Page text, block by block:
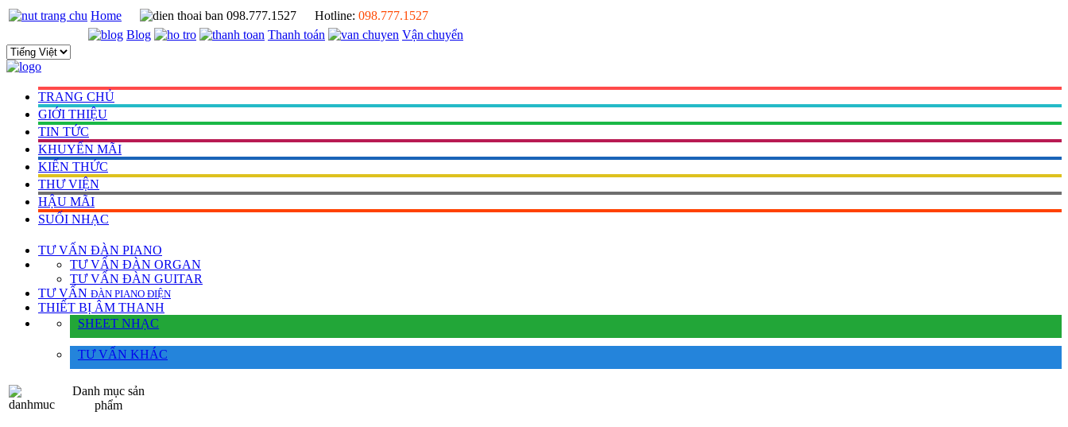
Home 098.777.1527 Hotline: 098.777.1527
Blog
Thanh toán Vận chuyển
TRANG CHỦ
GIỚI THIỆU
TIN TỨC
KHUYẾN MÃI
KIẾN THỨC
THƯ VIỆN
HẬU MÃI
SUỐI NHẠC
TƯ VẤN ĐÀN PIANO
TƯ VẤN ÐÀN ORGAN
TƯ VẤN ÐÀN GUITAR
TƯ VẤN ÐÀN PIANO ÐIỆN
THIẾT BỊ ÂM THANH
SHEET NHẠC
TƯ VẤN KHÁC
Danh mục sản
phẩm